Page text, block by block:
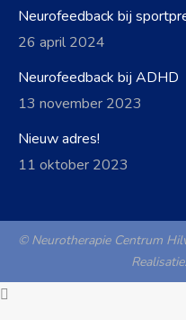
Neurofeedback bij
26 april 2024
Neurofeedback bij ADHD
13 november 2023
Nieuw adres!
11 oktober 2023
© Neurotherapie Centrum